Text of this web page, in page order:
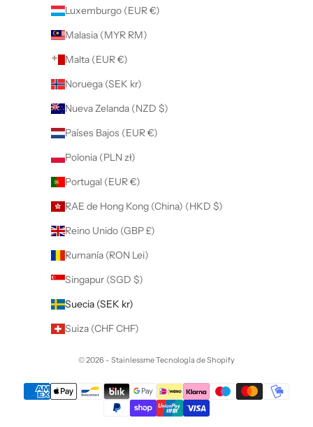
Luxemburgo (EUR €)
Malasia (MYR RM)
Malta (EUR €)
Noruega (SEK kr)
Nueva Zelanda (NZD $)
Países Bajos (EUR €)
Polonia (PLN zł)
Portugal (EUR €)
RAE de Hong Kong (China) (HKD $)
Reino Unido (GBP £)
Rumanía (RON Lei)
Singapur (SGD $)
Suecia (SEK kr)
Suiza (CHF CHF)
© 2026 - StainlessmeTecnología de Shopify